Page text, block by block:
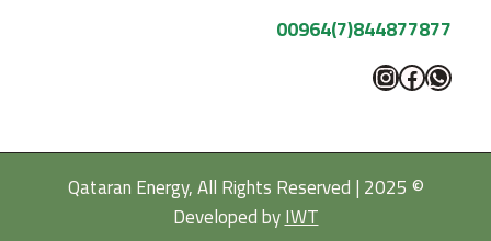
844877877(7)00964
واتساب
فيسبوك
إنستجرام
© 2025 Qataran Energy, All Rights Reserved |
Developed byIWT